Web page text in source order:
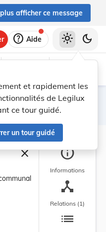
afficher ce message
help Aide
et rapidement les
de Legilux
ce tour guidé.
un tour guidé
light_mode dark_mode
closeFermer la barre
info
Informations
device_hub
Relations (1)
list